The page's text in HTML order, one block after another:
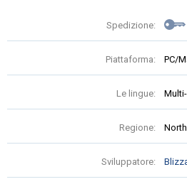
Spedizione:
Piattaforma: PC/
Le lingue:
Regione:
Sviluppatore: